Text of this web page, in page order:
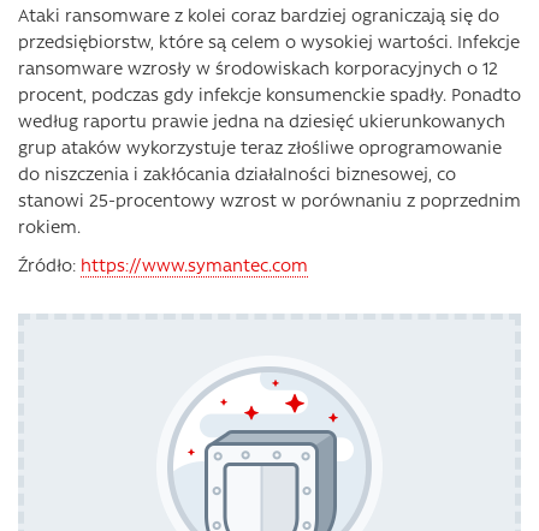
Ataki ransomware z kolei coraz bardziej ograniczają się do
przedsiębiorstw, które są celem o wysokiej wartości. Infekcje
ransomware wzrosły w środowiskach korporacyjnych o 12
procent, podczas gdy infekcje konsumenckie spadły. Ponadto
według raportu prawie jedna na dziesięć ukierunkowanych
grup ataków wykorzystuje teraz złośliwe oprogramowanie
do niszczenia i zakłócania działalności biznesowej, co
stanowi 25-procentowy wzrost w porównaniu z poprzednim
rokiem.
Źródło: https://www.symantec.com